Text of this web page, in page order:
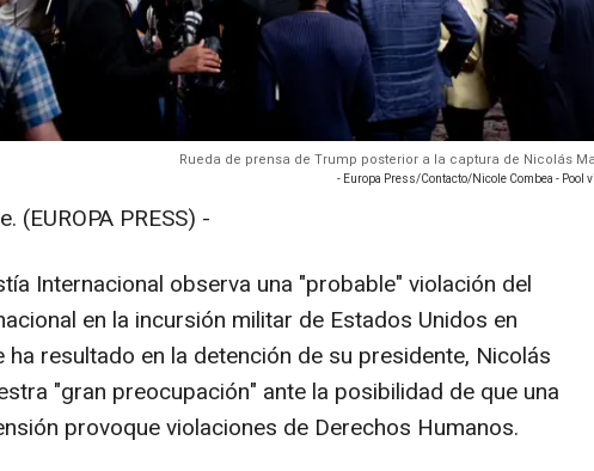
Rueda de prensa de Trump posterior a la captura de Nicolás
- Europa Press/Contacto/Nicole Combea - Pool
(EUROPA PRESS) -
Internacional observa una "probable" violación del
en la incursión militar de Estados Unidos en
ha resultado en la detención de su presidente, Nicolás
"gran preocupación" ante la posibilidad de que una
provoque violaciones de Derechos Humanos.